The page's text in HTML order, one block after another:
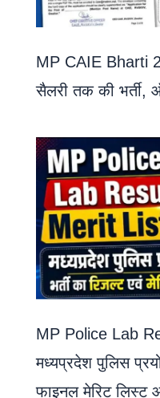
MP CAIE Bharti
सैलरी तक की
MP Police Lab
मध्यप्रदेश पुलिस
फाइनल मेरिट लिस्ट